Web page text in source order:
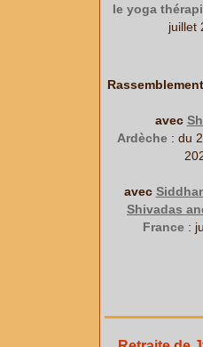
le yoga
juillet
avec
Ardèche: du
avec
Shivadas
France: